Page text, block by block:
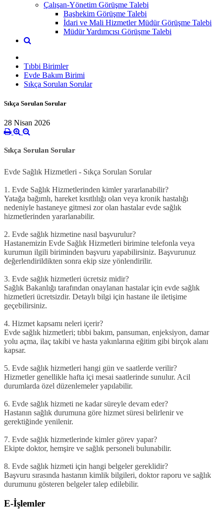
Çalışan-Yönetim Görüşme Talebi
Başhekim Görüşme Talebi
İdari ve Mali Hizmetler Müdür Görüşme Talebi
Müdür Yardımcısı Görüşme Talebi
Tıbbi Birimler
Evde Bakım Birimi
Sıkça Sorulan Sorular
Sıkça Sorulan Sorular
28 Nisan 2026
Sıkça Sorulan Sorular
Evde Sağlık Hizmetleri - Sıkça Sorulan Sorular
1. Evde Sağlık Hizmetlerinden kimler yararlanabilir?
Yatağa bağımlı, hareket kısıtlılığı olan veya kronik hastalığı
nedeniyle hastaneye gitmesi zor olan hastalar evde sağlık
hizmetlerinden yararlanabilir.
2. Evde sağlık hizmetine nasıl başvurulur?
Hastanemizin Evde Sağlık Hizmetleri birimine telefonla veya
kurumun ilgili biriminden başvuru yapabilirsiniz. Başvurunuz
değerlendirildikten sonra ekip size yönlendirilir.
3. Evde sağlık hizmetleri ücretsiz midir?
Sağlık Bakanlığı tarafından onaylanan hastalar için evde sağlık
hizmetleri ücretsizdir. Detaylı bilgi için hastane ile iletişime
geçebilirsiniz.
4. Hizmet kapsamı neleri içerir?
Evde sağlık hizmetleri; tıbbi bakım, pansuman, enjeksiyon, damar
yolu açma, ilaç takibi ve hasta yakınlarına eğitim gibi birçok alanı
kapsar.
5. Evde sağlık hizmetleri hangi gün ve saatlerde verilir?
Hizmetler genellikle hafta içi mesai saatlerinde sunulur. Acil
durumlarda özel düzenlemeler yapılabilir.
6. Evde sağlık hizmeti ne kadar süreyle devam eder?
Hastanın sağlık durumuna göre hizmet süresi belirlenir ve
gerektiğinde yenilenir.
7. Evde sağlık hizmetlerinde kimler görev yapar?
Ekipte doktor, hemşire ve sağlık personeli bulunabilir.
8. Evde sağlık hizmeti için hangi belgeler gereklidir?
Başvuru sırasında hastanın kimlik bilgileri, doktor raporu ve sağlık
durumunu gösteren belgeler talep edilebilir.
E-İşlemler